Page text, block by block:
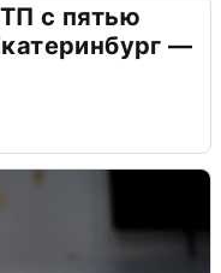
с пятью
—